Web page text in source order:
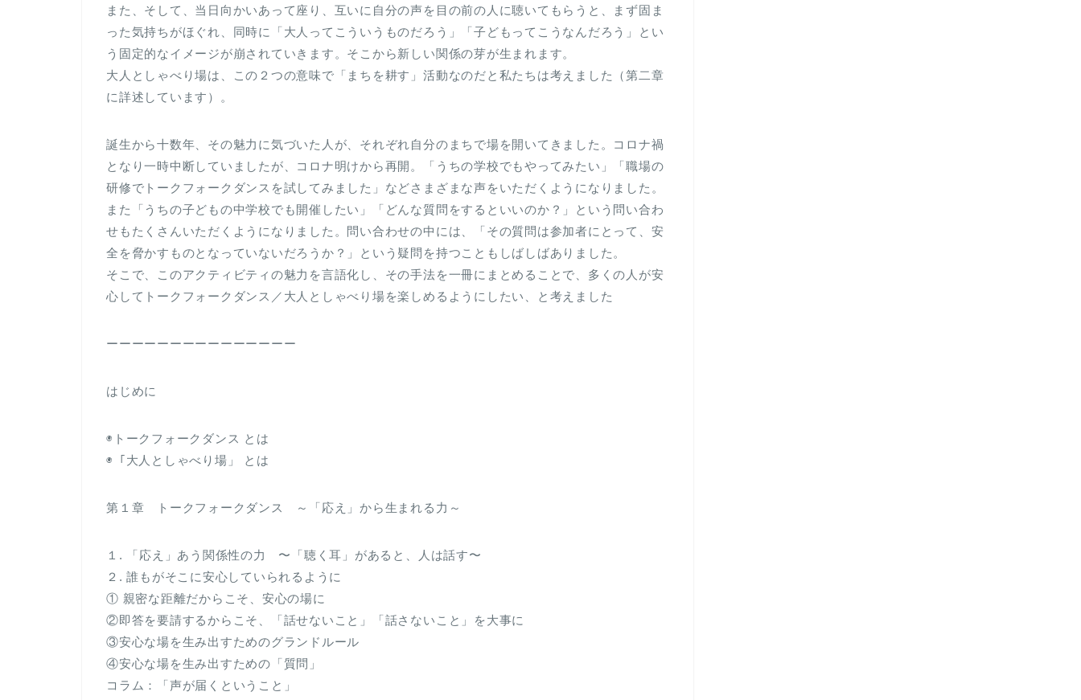
また、そして、当日向かいあって座り、互いに自分の声を目の前の人に聴いてもらうと、まず固ま
った気持ちがほぐれ、同時に「大人ってこういうものだろう」「子どもってこうなんだろう」とい
う固定的なイメージが崩されていきます。そこから新しい関係の芽が生まれます。
大人としゃべり場は、この２つの意味で「まちを耕す」活動なのだと私たちは考えました（第二章
に詳述しています）。
誕生から十数年、その魅力に気づいた人が、それぞれ自分のまちで場を開いてきました。コロナ禍
となり一時中断していましたが、コロナ明けから再開。「うちの学校でもやってみたい」「職場の
研修でトークフォークダンスを試してみました」などさまざまな声をいただくようになりました。
また「うちの子どもの中学校でも開催したい」「どんな質問をするといいのか？」という問い合わ
せもたくさんいただくようになりました。問い合わせの中には、「その質問は参加者にとって、安
全を脅かすものとなっていないだろうか？」という疑問を持つこともしばしばありました。
そこで、このアクティビティの魅力を言語化し、その手法を一冊にまとめることで、多くの人が安
心してトークフォークダンス／大人としゃべり場を楽しめるようにしたい、と考えました
ーーーーーーーーーーーーーーー
はじめに
◉トークフォークダンス とは
◉「大人としゃべり場」 とは
第１章 トークフォークダンス ～「応え」から生まれる力～
１. 「応え」あう関係性の力 〜「聴く耳」があると、人は話す〜
２. 誰もがそこに安心していられるように
① 親密な距離だからこそ、安心の場に
②即答を要請するからこそ、「話せないこと」「話さないこと」を大事に
③安心な場を生み出すためのグランドルール
④安心な場を生み出すための「質問」
コラム：「声が届くということ」